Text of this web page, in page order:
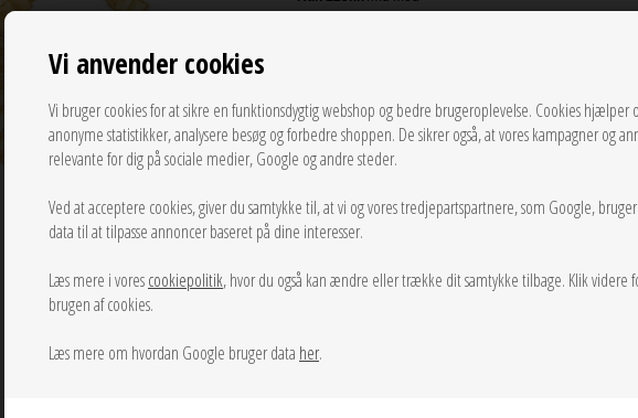
Vi anvender cookies
Vi bruger cookies for at sikre en funktionsdygtig webshop og bedre brugeroplevelse. Cookies hjælper
anonyme statistikker, analysere besøg og forbedre shoppen. De sikrer også, at vores kampagner og
relevante for dig på sociale medier, Google og andre steder.
Ved at acceptere cookies, giver du samtykke til, at vi og vores tredjepartspartnere, som Google,
data til at tilpasse annoncer baseret på dine interesser.
Læs mere i vorescookiepolitik, hvor du også kan ændre eller trække dit samtykke tilbage. Klik videre
brugen af cookies.
Læs mere om hvordan Google bruger data her.
Tilføj til Ønskeskyen
Inspireret af solens stråler, der bryder horisonten vækker
minimalistiske formsprog og grafisk islæt. Øreringene er